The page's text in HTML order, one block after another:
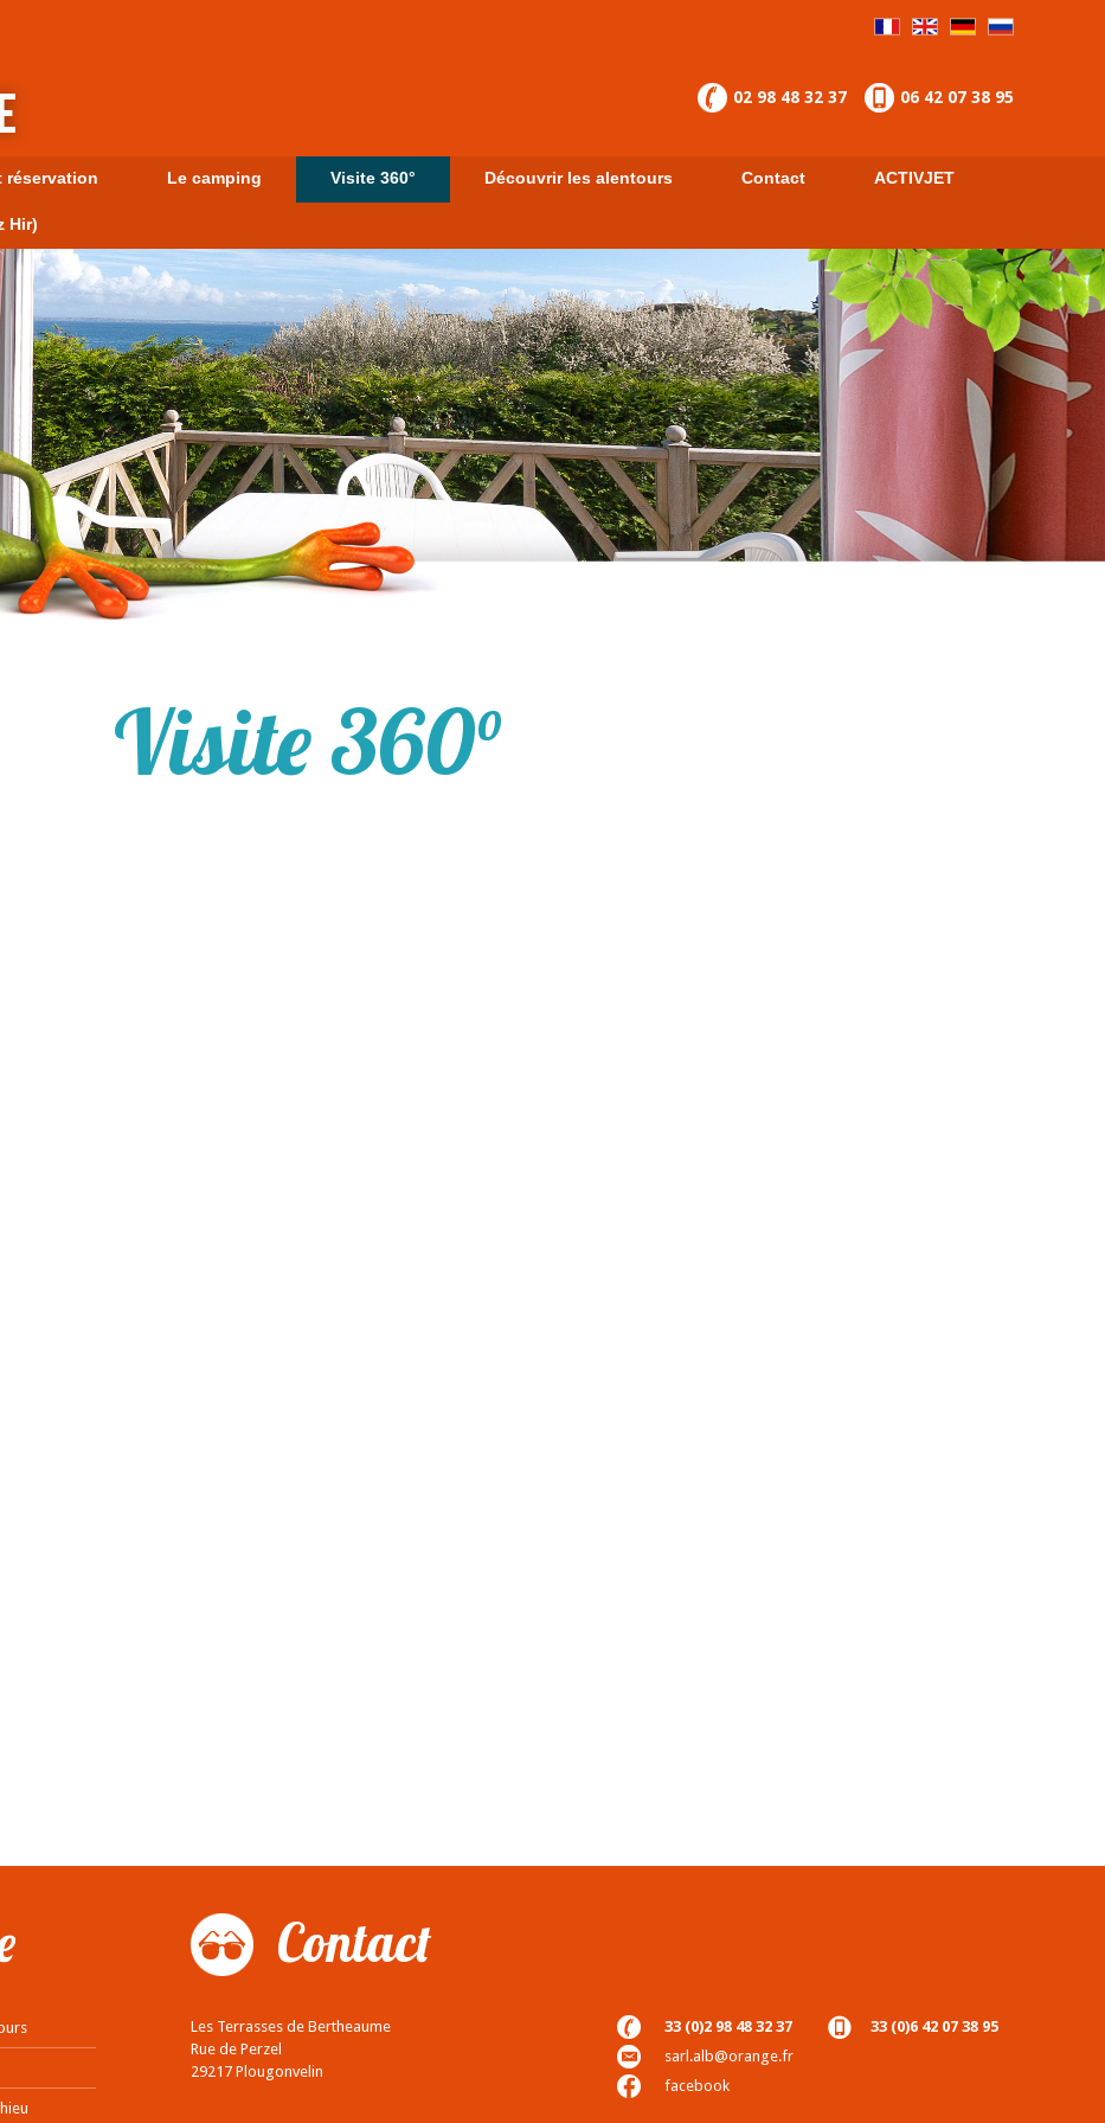
02 98 48 32 37 06 42 07 38 95
réservation Le camping Visite 360° Découvrir les alentours Contact ACTIVJET
Hir)
Visite 360°
Contact
Les Terrasses de Bertheaume
Rue de Perzel
29217 Plougonvelin
33 (0)2 98 48 32 37
33 (0)6 42 07 38 95
sarl.alb@orange.fr
facebook